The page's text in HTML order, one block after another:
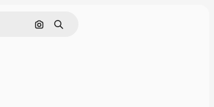
Pesquisar por imagem
Buscar